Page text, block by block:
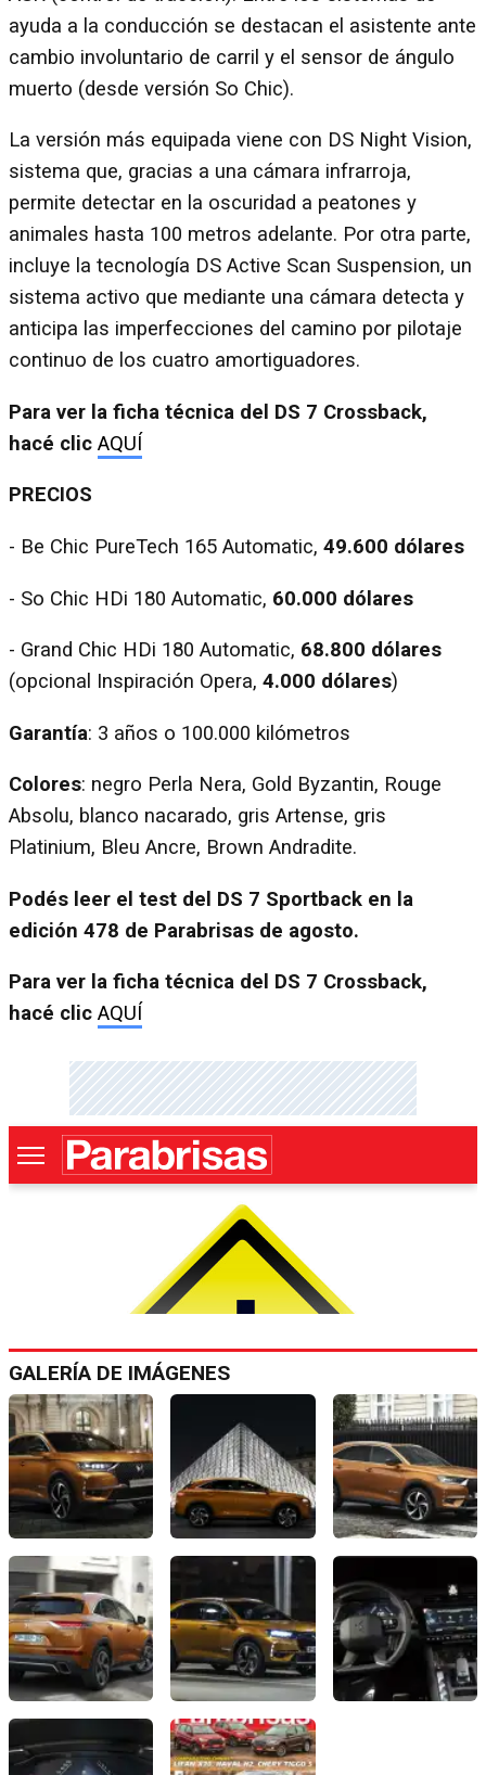
ayuda a la conducción se destacan el asistente ante
cambio involuntario de carril y el sensor de ángulo
muerto (desde versión So Chic).
La versión más equipada viene con DS Night Vision,
sistema que, gracias a una cámara infrarroja,
permite detectar en la oscuridad a peatones y
animales hasta 100 metros adelante. Por otra parte,
incluye la tecnología DS Active Scan Suspension, un
sistema activo que mediante una cámara detecta y
anticipa las imperfecciones del camino por pilotaje
continuo de los cuatro amortiguadores.
Para ver la ficha técnica del DS 7 Crossback,
hacé clic AQUÍ
PRECIOS
- Be Chic PureTech 165 Automatic, 49.600 dólares
- So Chic HDi 180 Automatic, 60.000 dólares
- Grand Chic HDi 180 Automatic, 68.800 dólares
(opcional Inspiración Opera, 4.000 dólares)
Garantía: 3 años o 100.000 kilómetros
Colores: negro Perla Nera, Gold Byzantin, Rouge
Absolu, blanco nacarado, gris Artense, gris
Platinium, Bleu Ancre, Brown Andradite.
Podés leer el test del DS 7 Sportback en la
edición 478 de Parabrisas de agosto.
Para ver la ficha técnica del DS 7 Crossback,
hacé clic AQUÍ
GALERÍA DE IMÁGENES